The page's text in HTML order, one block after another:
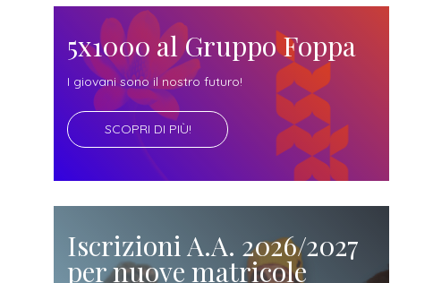
futuro
studente
genitore
di uno
studente
5x1000 al Gruppo Foppa
I giovani sono il nostro futuro!
SCOPRI DI PIÙ!
Iscrizioni A.A. 2026/2027
per nuove matricole